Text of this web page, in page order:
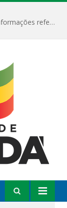
Relatórios Detalhados contendo todas as informações referentes a execução de recursos destinados ao fomento de projetos culturais no Município de Jacundá entre os anos de 2022 ao presente ano de 2026.